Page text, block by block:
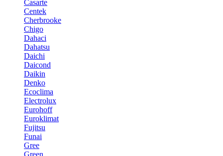
Casarte
Centek
Cherbrooke
Chigo
Dahaci
Dahatsu
Daichi
Daicond
Daikin
Denko
Ecoclima
Electrolux
Eurohoff
Euroklimat
Fujitsu
Funai
Gree
Green